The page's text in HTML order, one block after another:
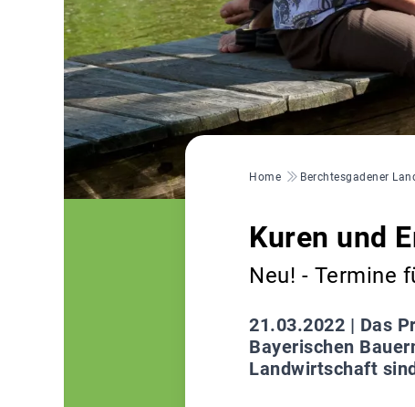
Pfadnavigation
Home Berchtesgadener
Kuren und
Neu! - Termine
21.03.2022 | Das
Bayerischen
Landwirtschaft